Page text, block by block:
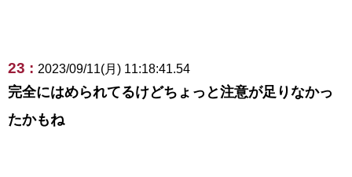
23 : 2023/09/11(月) 11:18:41.54
完全にはめられてるけどちょっと注意が足りなかっ
たかもね